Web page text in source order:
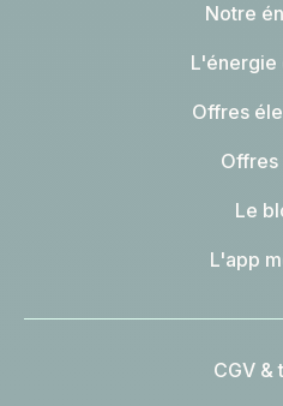
Notre
L'énergie
Offres
Offres
Le
L'app
CGV &